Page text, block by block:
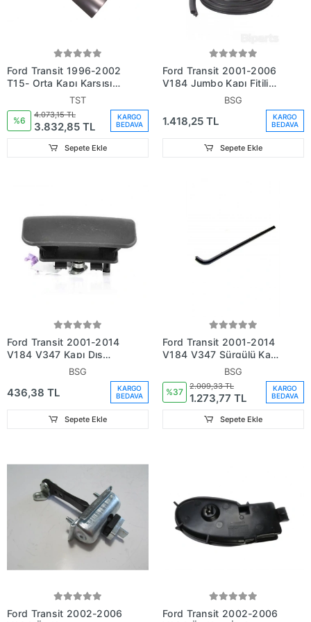
Ford Transit 1996-2002
T15- Orta Kapı Karşısı
Sacı Yarım (Oem No:
865-2522)
TST
%6
4.073,15 TL
3.832,85 TL
KARGO
BEDAVA
Sepete Ekle
Ford Transit 2001-2006
V184 Jumbo Kapı Fitili
BSG
1.418,25 TL
KARGO
BEDAVA
Sepete Ekle
Ford Transit 2001-2014
V184 V347 Kapı Dış
Açma Kolu Sağ Sürgülü
No:Yc15V26600An)
BSG
436,38 TL
KARGO
BEDAVA
Sepete Ekle
Ford Transit 2001-2014
V184 V347 Sürgülü Kapı
Kızağı Kısa (Oem
No:1C15V25004Al)
BSG
%37
2.009,33 TL
1.273,77 TL
KARGO
BEDAVA
Sepete Ekle
Ford Transit 2002-2006
Ford Transit 2002-2006